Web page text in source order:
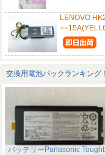
LENOVO
交換用電池パックランキング！
バッテリーPanasonic